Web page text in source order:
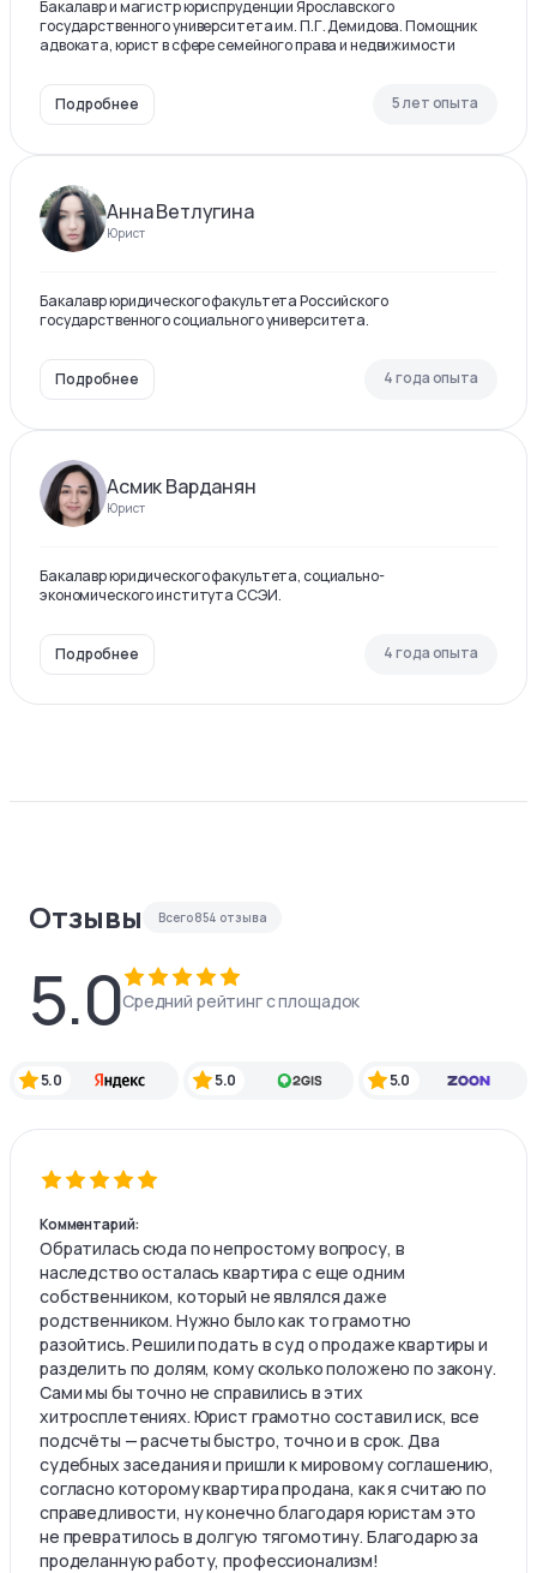
Бакалавр и магистр юриспруденции Ярославского
государственного университета им. П.Г. Демидова. Помощник
адвоката, юрист в сфере семейного права и недвижимости
Подробнее 5 лет опыта
Анна Ветлугина
Юрист
Бакалавр юридического факультета Российского
государственного социального университета.
Подробнее 4 года опыта
Асмик Варданян
Юрист
Бакалавр юридического факультета, социально-
экономического института ССЭИ.
Подробнее 4 года опыта
Отзывы Всего854 отзыва
5.0Средний рейтинг с площадок
5.0 5.0 5.0
Комментарий:
Обратилась сюда по непростому вопросу, в
наследство осталась квартира с еще одним
собственником, который не являлся даже
родственником. Нужно было как то грамотно
разойтись. Решили подать в суд о продаже квартиры и
разделить по долям, кому сколько положено по закону.
Сами мы бы точно не справились в этих
хитросплетениях. Юрист грамотно составил иск, все
подсчёты — расчеты быстро, точно и в срок. Два
судебных заседания и пришли к мировому соглашению,
согласно которому квартира продана, как я считаю по
справедливости, ну конечно благодаря юристам это
не превратилось в долгую тягомотину. Благодарю за
проделанную работу, профессионализм!